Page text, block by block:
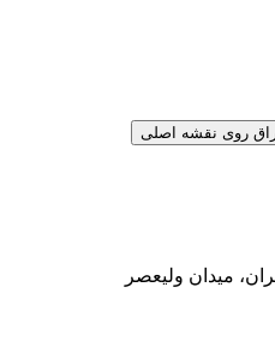
میدان ولیعصر